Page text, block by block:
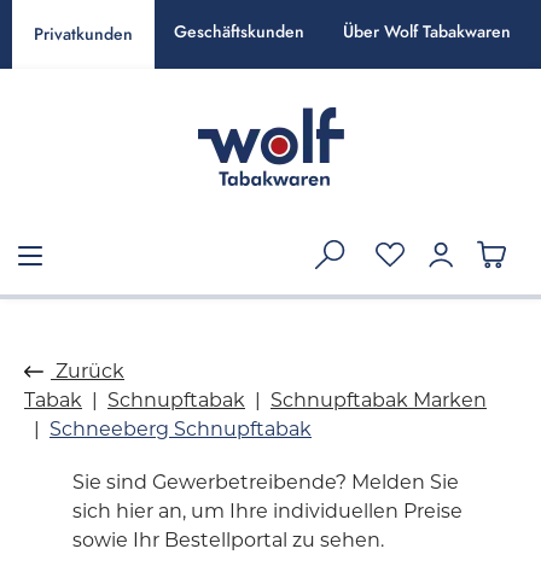
springen
Privatkunden Geschäftskunden Über Wolf Tabakwaren
Zurück
Tabak
Schnupftabak
Schnupftabak Marken
Schneeberg Schnupftabak
Sie sind Gewerbetreibende? Melden Sie
sich hier an, um Ihre individuellen Preise
sowie Ihr Bestellportal zu sehen.